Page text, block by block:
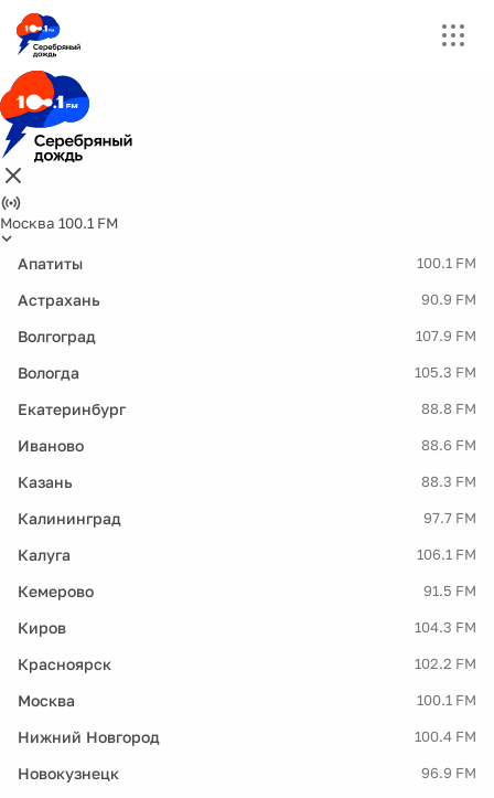
Москва 100.1 FM
Апатиты 100.1 FM
Астрахань 90.9 FM
Волгоград 107.9 FM
Вологда 105.3 FM
Екатеринбург 88.8 FM
Иваново 88.6 FM
Казань 88.3 FM
Калининград 97.7 FM
Калуга 106.1 FM
Кемерово 91.5 FM
Киров 104.3 FM
Красноярск 102.2 FM
Москва 100.1 FM
Нижний Новгород 100.4 FM
Новокузнецк 96.9 FM